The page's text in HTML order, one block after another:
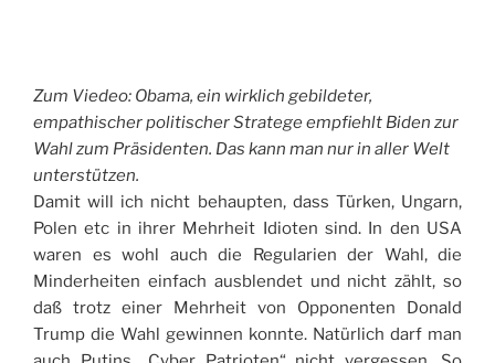
Zum Viedeo: Obama, ein wirklich gebildeter,
empathischer politischer Stratege empfiehlt Biden zur
Wahl zum Präsidenten. Das kann man nur in aller Welt
unterstützen.
Damit will ich nicht behaupten, dass Türken, Ungarn,
Polen etc in ihrer Mehrheit Idioten sind. In den USA
waren es wohl auch die Regularien der Wahl, die
Minderheiten einfach ausblendet und nicht zählt, so
daß trotz einer Mehrheit von Opponenten Donald
Trump die Wahl gewinnen konnte. Natürlich darf man